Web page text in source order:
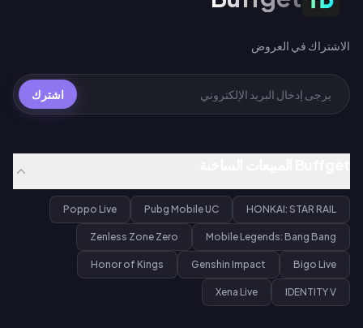
الاشتراك في العروض
اشترك
HONKAI: STAR RAIL
Pubg Mobile UC
Poppo Live
Mobile Legends: Bang Bang
Zenless Zone Zero
Bigo Live
Genshin Impact
Honor of Kings
IDENTITY V
Xena Live